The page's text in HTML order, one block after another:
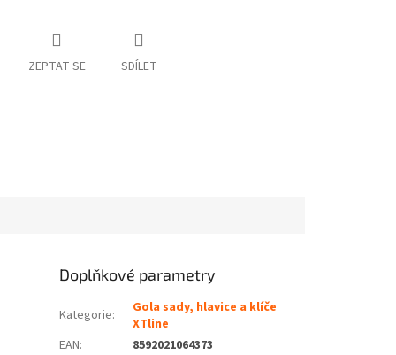
ZEPTAT SE SDÍLET
Doplňkové parametry
Kategorie:
Gola sady, hlavice a klíče
XTline
EAN: 8592021064373